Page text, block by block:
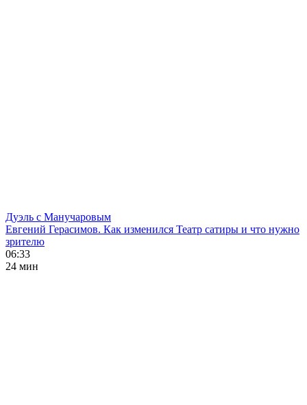
Дуэль с Манучаровым
Евгений Герасимов. Как изменился Театр сатиры и что нужно
зрителю
06:33
24 мин